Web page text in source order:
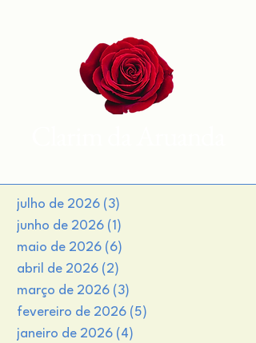
julho de 2026 (3)
junho de 2026 (1)
maio de 2026 (6)
abril de 2026 (2)
março de 2026 (3)
fevereiro de 2026 (5)
janeiro de 2026 (4)